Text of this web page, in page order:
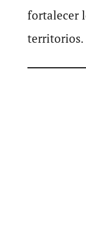
fortalecer
territorios.